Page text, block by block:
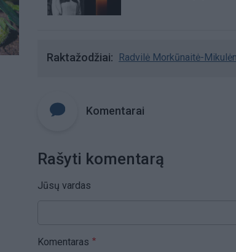
Raktažodžiai Radvilė Morkūnaitė-
Komentarai
Rašyti komentarą
Jūsų vardas
Komentaras